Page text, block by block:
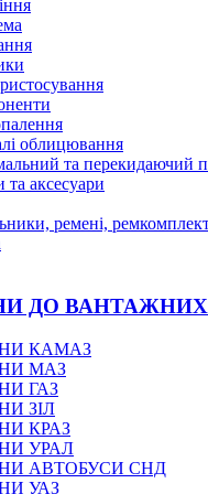
облицювання
та перекидаючий
та аксесуари
ремені,
ДО
КАМАЗ
МАЗ
ГАЗ
ЗІЛ
КРАЗ
УРАЛ
АВТОБУСИ СНД
УАЗ